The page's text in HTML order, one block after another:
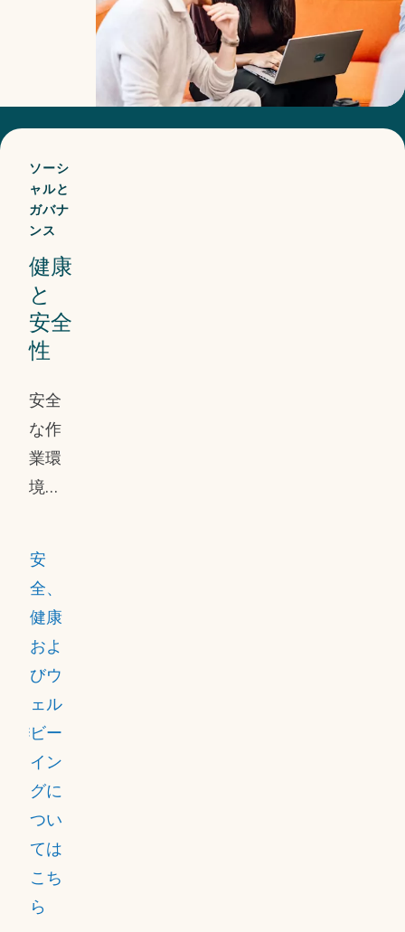
同時
に、
イノ
ベー
ショ
より
良い
意思
決定
に貢
献す
ると
確信
す。
ソーシ
ャルと
ガバナ
ンス
健康
と
安全
性
安全
な作
業環
境を
し、
労働
衛生
と安
全性
のリ
スク
に対
処す
るこ
と
は、
私た
安
全、
健康
およ
びウ
ェル
ビー
イン
グに
つい
ては
こち
ら